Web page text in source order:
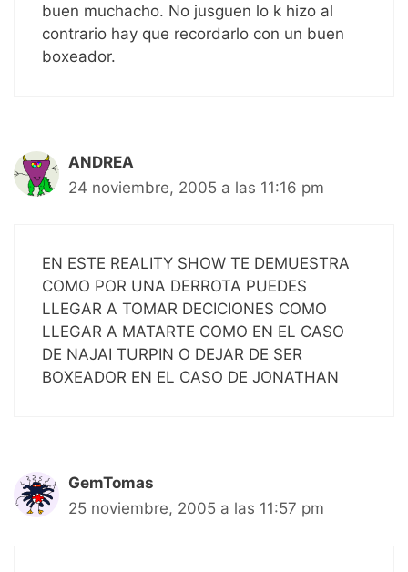
buen muchacho. No jusguen lo k hizo al
contrario hay que recordarlo con un buen
boxeador.
ANDREA
24 noviembre, 2005 a las 11:16 pm
EN ESTE REALITY SHOW TE DEMUESTRA
COMO POR UNA DERROTA PUEDES
LLEGAR A TOMAR DECICIONES COMO
LLEGAR A MATARTE COMO EN EL CASO
DE NAJAI TURPIN O DEJAR DE SER
BOXEADOR EN EL CASO DE JONATHAN
GemTomas
25 noviembre, 2005 a las 11:57 pm